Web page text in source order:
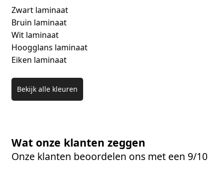
Zwart laminaat
Bruin laminaat
Wit laminaat
Hoogglans laminaat
Eiken laminaat
Bekijk alle kleuren
Wat onze klanten zeggen
Onze klanten beoordelen ons met een 9/10